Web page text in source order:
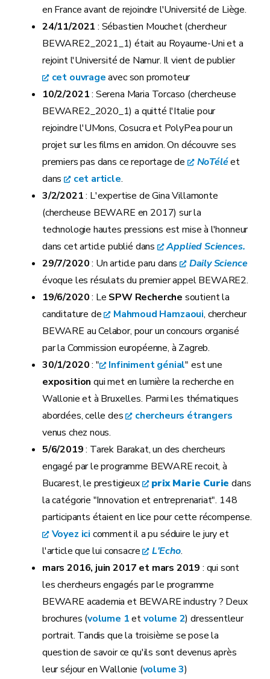
en France avant de rejoindre l'Université de Liège.
24/11/2021 : Sébastien Mouchet (chercheur
BEWARE2_2021_1) était au Royaume-Uni et a
rejoint l'Université de Namur. Il vient de publier
cet ouvrageavec son promoteur
10/2/2021: Serena Maria Torcaso (chercheuse
BEWARE2_2020_1) a quitté l'Italie pour
rejoindre l'UMons, Cosucra et PolyPea pour un
projet sur les films en amidon. On découvre ses
premiers pas dans ce reportage de
NoTéléet
dans
cet article.
3/2/2021: L'expertise de Gina Villamonte
(chercheuse BEWARE en 2017) sur la
technologie hautes pressions est mise à l'honneur
dans cet article publié dans
Applied Sciences.
29/7/2020: Un article paru dans
Daily Science
évoque les résulats du premier appel BEWARE2.
19/6/2020: Le SPW Recherche soutient la
canditature de
Mahmoud Hamzaoui, chercheur
BEWARE au Celabor, pour un concours organisé
par la Commission européenne, à Zagreb.
30/1/2020: " Infiniment génial" est une
expositionqui met en lumière la recherche en
Wallonie et à Bruxelles. Parmi les thématiques
abordées, celle des
chercheurs étrangers
venus chez nous.
5/6/2019: Tarek Barakat, un des chercheurs
engagé par le programme BEWARE recoit, à
Bucarest, le prestigieux
prix Marie Curie dans
la catégorie "Innovation et entreprenariat". 148
participants étaient en lice pour cette récompense.
Voyez ici comment il a pu séduire le jury et
l'article que lui consacre
L'Echo.
mars 2016, juin 2017 et mars 2019 : qui sont
les chercheurs engagés par le programme
BEWARE academia et BEWARE industry ? Deux
brochures (volume 1etvolume 2) dressentleur
portrait. Tandis que la troisième se pose la
question de savoir ce qu'ils sont devenus après
leur séjour en Wallonie (volume 3)